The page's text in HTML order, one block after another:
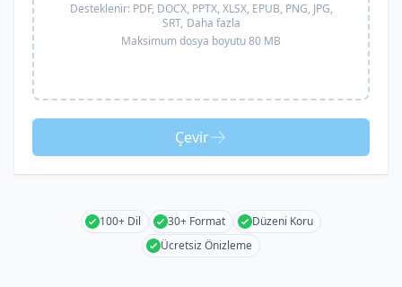
Desteklenir: PDF, DOCX, PPTX, XLSX, EPUB, PNG, JPG,
SRT, Daha fazla
Maksimum dosya boyutu 80 MB
Çevir
100+ Dil 30+ Format
Düzeni Koru
Ücretsiz Önizleme